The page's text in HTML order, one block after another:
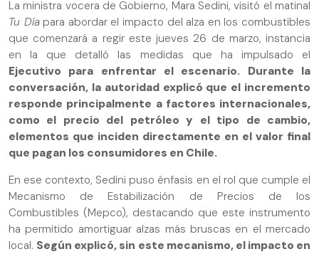
La ministra vocera de Gobierno, Mara Sedini, visitó el matinal
Tu Díapara abordar el impacto del alza en los combustibles
que comenzará a regir este jueves 26 de marzo, instancia
en la que detalló las medidas que ha impulsado el
Ejecutivo para enfrentar el escenario. Durante la
conversación, la autoridad explicó que el incremento
responde principalmente a factores internacionales,
como el precio del petróleo y el tipo de cambio,
elementos que inciden directamente en el valor final
que pagan los consumidores en Chile.
En ese contexto, Sedini puso énfasis en el rol que cumple el
Mecanismo de Estabilización de Precios de los
Combustibles (Mepco), destacando que este instrumento
ha permitido amortiguar alzas más bruscas en el mercado
local. Según explicó, sin este mecanismo, el impacto en